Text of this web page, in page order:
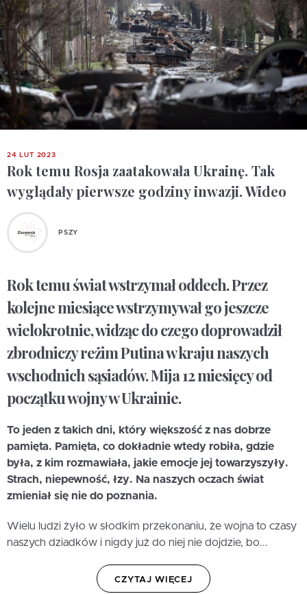
24 LUT 2023
Rok temu Rosja zaatakowała Ukrainę. Tak
wyglądały pierwsze godziny inwazji. Wideo
PSZY
Rok temu świat wstrzymał oddech. Przez
kolejne miesiące wstrzymywał go jeszcze
wielokrotnie, widząc do czego doprowadził
zbrodniczy reżim Putina w kraju naszych
wschodnich sąsiadów. Mija 12 miesięcy od
początku wojny w Ukrainie.
To jeden z takich dni, który większość z nas dobrze
pamięta. Pamięta, co dokładnie wtedy robiła, gdzie
była, z kim rozmawiała, jakie emocje jej towarzyszyły.
Strach, niepewność, łzy. Na naszych oczach świat
zmieniał się nie do poznania.
Wielu ludzi żyło w słodkim przekonaniu, że wojna to czasy
naszych dziadków i nigdy już do niej nie dojdzie, bo...
CZYTAJ WIĘCEJ